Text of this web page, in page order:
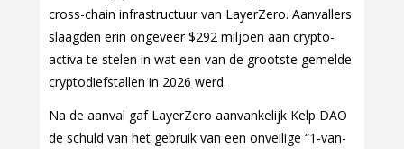
cross-chain infrastructuur van LayerZero. Aanvallers
slaagden erin ongeveer $292 miljoen aan crypto-
activa te stelen in wat een van de grootste gemelde
cryptodiefstallen in 2026 werd.
Na de aanval gaf LayerZero aanvankelijk Kelp DAO
de schuld van het gebruik van een onveilige “1-van-